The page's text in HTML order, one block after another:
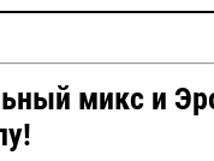
микс и